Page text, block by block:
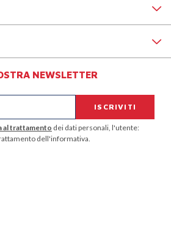
NEWSLETTER
al trattamento dei dati personali, l'utente:
dell'informativa.